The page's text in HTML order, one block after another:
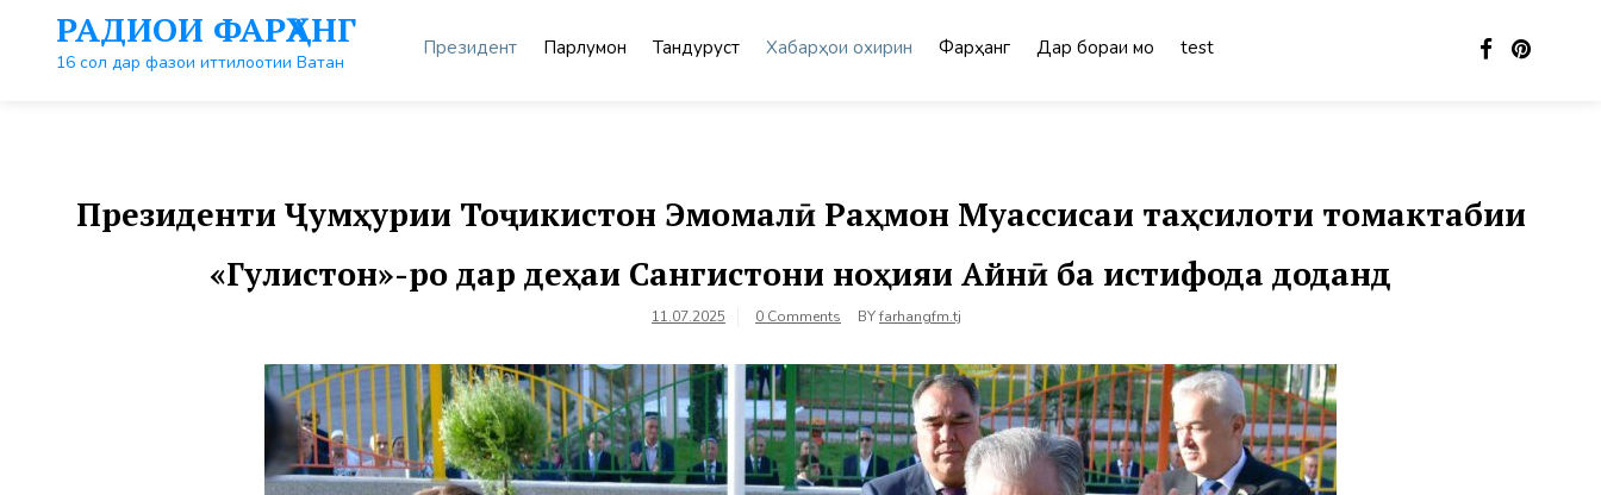
контенту
РАДИОИ ФАРҲАНГ
16 сол дар фазои иттилоотии Ватан
Президент Парлумон Тандурустӣ Хабарҳои охирин Фарҳанг Дар бораи мо test
Президенти Ҷумҳурии Тоҷикистон Эмомалӣ Раҳмон Муассисаи таҳсилоти томактабии
«Гулистон»-ро дар деҳаи Сангистони ноҳияи Айнӣ ба истифода доданд
11.07.2025 0 Comments BYfarhangfm.tj